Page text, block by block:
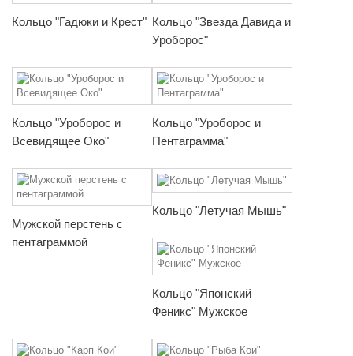
Кольцо "Гадюки и Крест" Кольцо "Звезда Давида и
Уроборос"
Кольцо "Уроборос и
Всевидящее Око"
Кольцо "Уроборос и
Пентаграмма"
Мужской перстень с
пентаграммой
Кольцо "Летучая Мышь"
Кольцо "Японский
Феникс" Мужское